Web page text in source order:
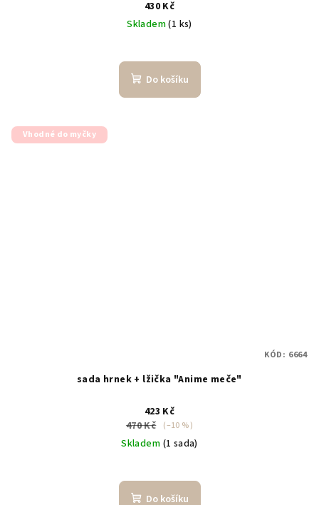
430 Kč
Skladem(1 ks)
Do košíku
Vhodné do myčky
sada hrnek + lžička "Anime meče"
423 Kč
470 Kč
(–10 %)
Skladem (1 sada)
Do košíku
KÓD: 6664